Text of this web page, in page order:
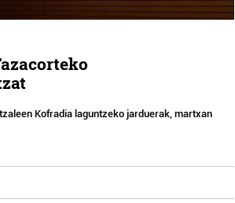
Kofradia laguntzeko jarduerak, martxan